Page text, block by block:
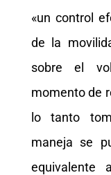
«un control
de la
sobre el
momento de
lo tanto
maneja se
equivalente